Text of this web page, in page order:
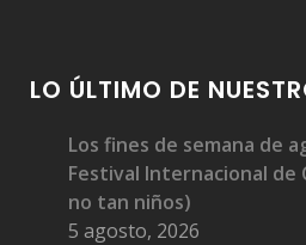
LO ÚLTIMO DE
Los fines de semana de
Festival Internacional de
no tan niños)
5 agosto, 2026